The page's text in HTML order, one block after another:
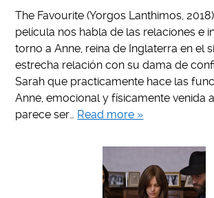
The Favourite (Yorgos Lanthimos,
película nos habla de las relaciones e
torno a Anne, reina de Inglaterra en el
estrecha relación con su dama de
Sarah que practicamente hace las
Anne, emocional y físicamente venida
parece ser… Read more »